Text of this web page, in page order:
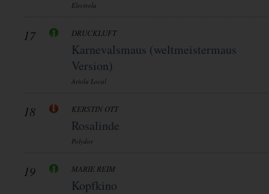
Electrola
17 DRUCKLUFT
Karnevalsmaus (weltmeistermaus
Version)
Ariola Local
18 KERSTIN OTT
Rosalinde
Polydor
19 MARIE REIM
Kopfkino